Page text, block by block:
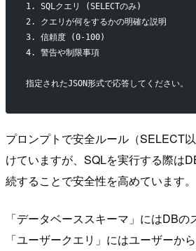
1. SQLクエリ (SELECTのみ)
2. クエリが何をするかの明確な説明
3. 信頼度 (0-100)
4. 警告や制限事項
指定されたJSON形式で応答してください。
プロンプトで安全ルール（SELECT
けていますが、SQLを実行する際は
続することで安全性を高めています。
「データベーススキーマ」にはDBの
「ユーザークエリ」にはユーザーか